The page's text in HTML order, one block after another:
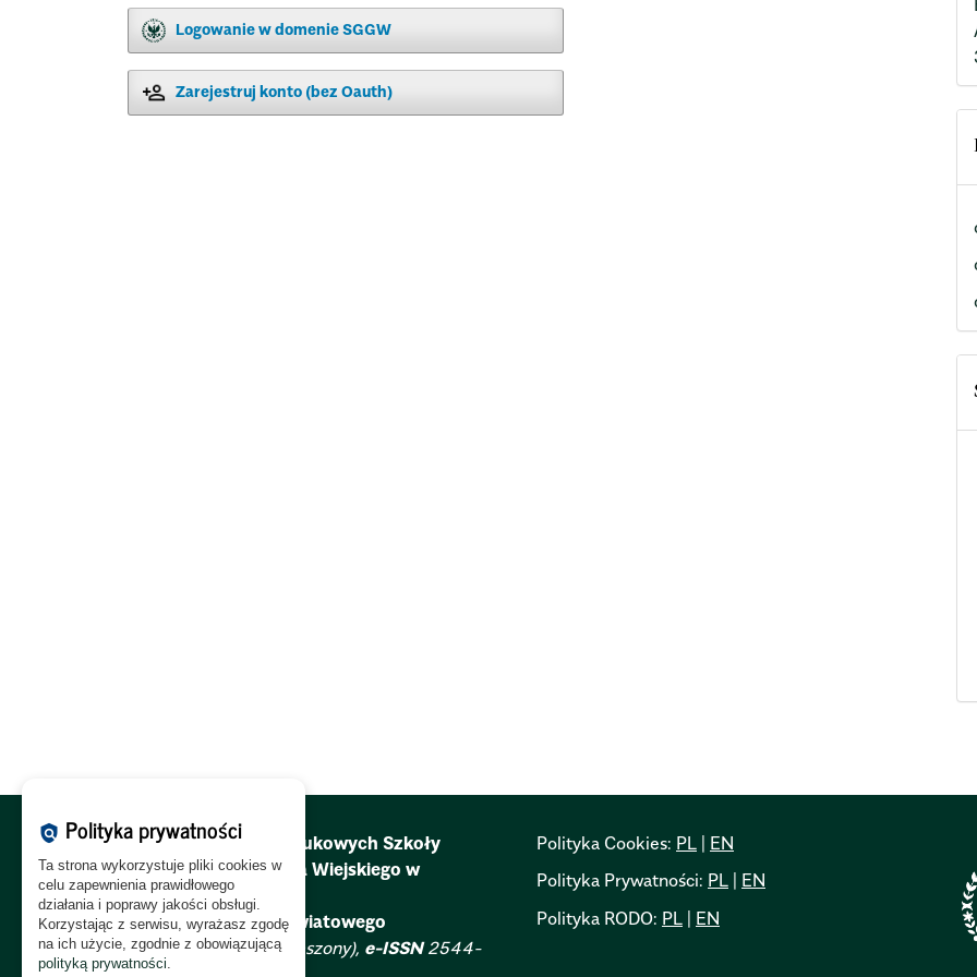
Logowanie w domenie SGGW
Zarejestruj konto (bez Oauth)
Redakcja Zeszytów Naukowych Szkoły
Głównej Gospodarstwa Wiejskiego w
Warszawie.
Problemy Rolnictwa Światowego
ISSN2081-6960 (zawieszony), e-ISSN2544-
Polityka Cookies: PL | EN
Polityka Prywatności: PL
EN
Polityka RODO: PL | EN
policy Polityka prywatności
Ta strona wykorzystuje pliki cookies w
celu zapewnienia prawidłowego
działania i poprawy jakości obsługi.
Korzystając z serwisu, wyrażasz zgodę
na ich użycie, zgodnie z obowiązującą
polityką prywatności